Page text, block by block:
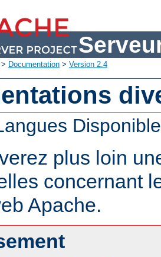
> Documentation > Version 2.4
plus loin
concernant
Apache.